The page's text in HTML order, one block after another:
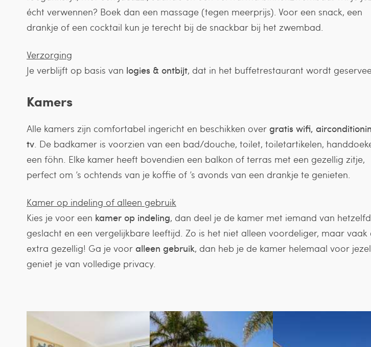
écht verwennen? Boek dan een massage (tegen meerprijs). Voor een snack, een
drankje of een cocktail kun je terecht bij de snackbar bij het zwembad.
Verzorging
Je verblijft op basis van logies & ontbijt, dat in het buffetrestaurant wordt
Kamers
Alle kamers zijn comfortabel ingericht en beschikken over gratis wifi,
tv. De badkamer is voorzien van een bad/douche, toilet, toiletartikelen,
een föhn. Elke kamer heeft bovendien een balkon of terras met een gezellig zitje,
perfect om ’s ochtends van je koffie of ’s avonds van een drankje te genieten.
Kamer op indeling of alleen gebruik
Kies je voor een kamer op indeling, dan deel je de kamer met iemand van
geslacht en een vergelijkbare leeftijd. Zo is het niet alleen voordeliger, maar vaak
extra gezellig! Ga je voor alleen gebruik, dan heb je de kamer helemaal voor
geniet je van volledige privacy.